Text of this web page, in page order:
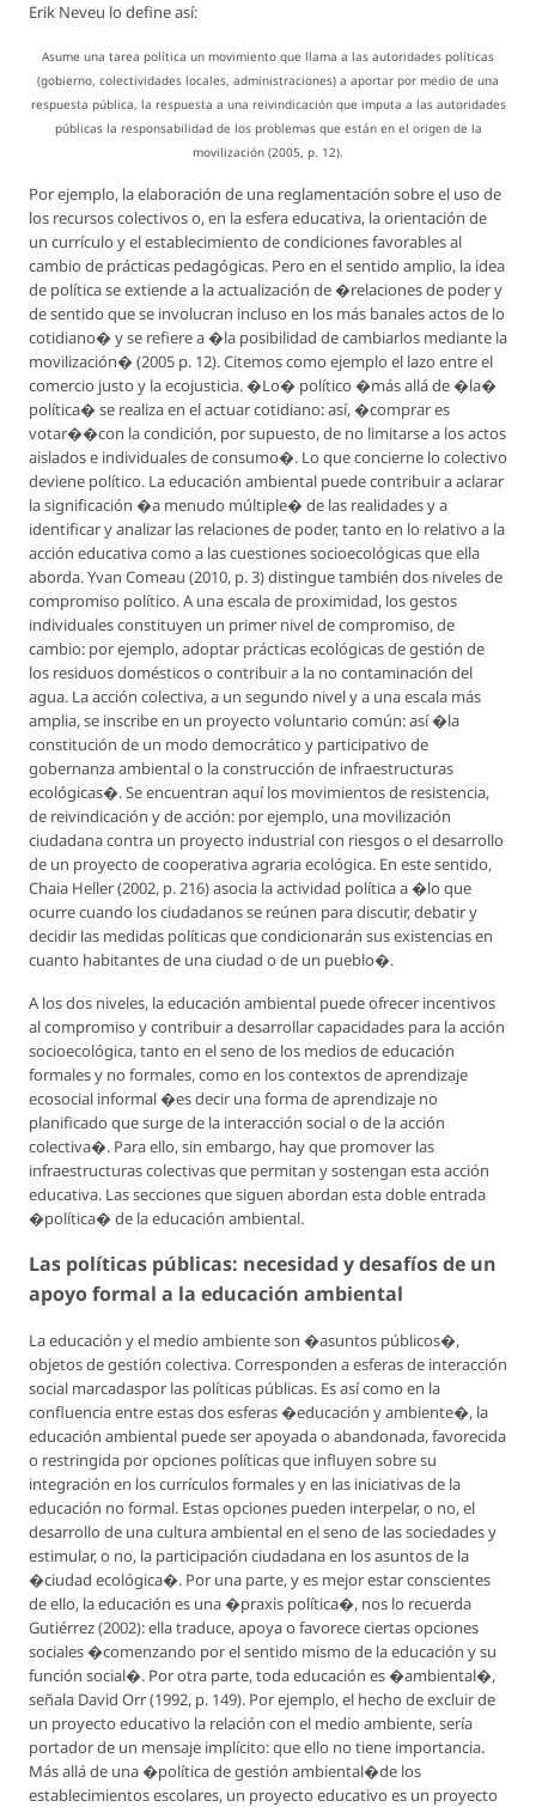
Erik Neveu lo define así:
Asume una tarea política un movimiento que llama a las autoridades políticas
(gobierno, colectividades locales, administraciones) a aportar por medio de una
respuesta pública, la respuesta a una reivindicación que imputa a las autoridades
públicas la responsabilidad de los problemas que están en el origen de la
movilización (2005, p. 12).
Por ejemplo, la elaboración de una reglamentación sobre el uso de
los recursos colectivos o, en la esfera educativa, la orientación de
un currículo y el establecimiento de condiciones favorables al
cambio de prácticas pedagógicas. Pero en el sentido amplio, la idea
de política se extiende a la actualización de �relaciones de poder y
de sentido que se involucran incluso en los más banales actos de lo
cotidiano� y se refiere a �la posibilidad de cambiarlos mediante la
movilización� (2005 p. 12). Citemos como ejemplo el lazo entre el
comercio justo y la ecojusticia. �Lo� político �más allá de �la�
política� se realiza en el actuar cotidiano: así, �comprar es
votar��con la condición, por supuesto, de no limitarse a los actos
aislados e individuales de consumo�. Lo que concierne lo colectivo
deviene político. La educación ambiental puede contribuir a aclarar
la significación �a menudo múltiple� de las realidades y a
identificar y analizar las relaciones de poder, tanto en lo relativo a la
acción educativa como a las cuestiones socioecológicas que ella
aborda. Yvan Comeau (2010, p. 3) distingue también dos niveles de
compromiso político. A una escala de proximidad, los gestos
individuales constituyen un primer nivel de compromiso, de
cambio: por ejemplo, adoptar prácticas ecológicas de gestión de
los residuos domésticos o contribuir a la no contaminación del
agua. La acción colectiva, a un segundo nivel y a una escala más
amplia, se inscribe en un proyecto voluntario común: así �la
constitución de un modo democrático y participativo de
gobernanza ambiental o la construcción de infraestructuras
ecológicas�. Se encuentran aquí los movimientos de resistencia,
de reivindicación y de acción: por ejemplo, una movilización
ciudadana contra un proyecto industrial con riesgos o el desarrollo
de un proyecto de cooperativa agraria ecológica. En este sentido,
Chaia Heller (2002, p. 216) asocia la actividad política a �lo que
ocurre cuando los ciudadanos se reúnen para discutir, debatir y
decidir las medidas políticas que condicionarán sus existencias en
cuanto habitantes de una ciudad o de un pueblo�.
A los dos niveles, la educación ambiental puede ofrecer incentivos
al compromiso y contribuir a desarrollar capacidades para la acción
socioecológica, tanto en el seno de los medios de educación
formales y no formales, como en los contextos de aprendizaje
ecosocial informal �es decir una forma de aprendizaje no
planificado que surge de la interacción social o de la acción
colectiva�. Para ello, sin embargo, hay que promover las
infraestructuras colectivas que permitan y sostengan esta acción
educativa. Las secciones que siguen abordan esta doble entrada
�política� de la educación ambiental.
Las políticas públicas: necesidad y desafíos de un
apoyo formal a la educación ambiental
La educación y el medio ambiente son �asuntos públicos�,
objetos de gestión colectiva. Corresponden a esferas de interacción
social marcadaspor las políticas públicas. Es así como en la
confluencia entre estas dos esferas �educación y ambiente�, la
educación ambiental puede ser apoyada o abandonada, favorecida
o restringida por opciones políticas que influyen sobre su
integración en los currículos formales y en las iniciativas de la
educación no formal. Estas opciones pueden interpelar, o no, el
desarrollo de una cultura ambiental en el seno de las sociedades y
estimular, o no, la participación ciudadana en los asuntos de la
�ciudad ecológica�. Por una parte, y es mejor estar conscientes
de ello, la educación es una �praxis política�, nos lo recuerda
Gutiérrez (2002): ella traduce, apoya o favorece ciertas opciones
sociales �comenzando por el sentido mismo de la educación y su
función social�. Por otra parte, toda educación es �ambiental�,
señala David Orr (1992, p. 149). Por ejemplo, el hecho de excluir de
un proyecto educativo la relación con el medio ambiente, sería
portador de un mensaje implícito: que ello no tiene importancia.
Más allá de una �política de gestión ambiental�de los
establecimientos escolares, un proyecto educativo es un proyecto